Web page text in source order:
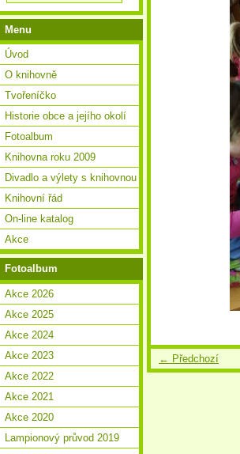
← Předchozí
Menu
Úvod
O knihovně
Tvořeníčko
Historie obce a jejího okolí
Fotoalbum
Knihovna roku 2009
Divadlo a výlety s knihovnou
Knihovní řád
On-line katalog
Akce
Fotoalbum
Akce 2026
Akce 2025
Akce 2024
Akce 2023
Akce 2022
Akce 2021
Akce 2020
Lampionový průvod 2019